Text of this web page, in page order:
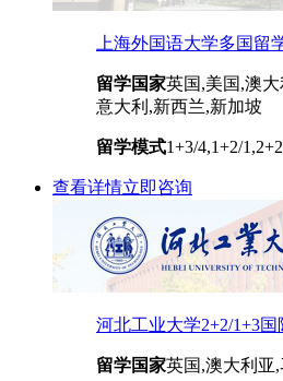
上海外国语大学多国留
留学国家英国,美国,澳
意大利,新西兰,新加坡
留学模式1+3/4,1+2/
查看详情立即咨询
河北工业大学2+2/1+3国
留学国家英国,澳大利亚